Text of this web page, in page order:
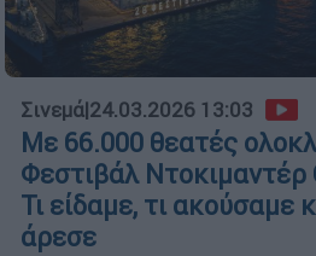
Σινεμά|24.03.2026 13:03
Με 66.000 θεατές
Φεστιβάλ Ντοκιμαντέρ
Τι είδαμε, τι ακούσαμε
άρεσε